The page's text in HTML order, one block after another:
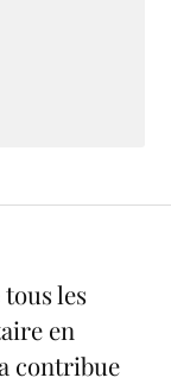
les
en
contribue